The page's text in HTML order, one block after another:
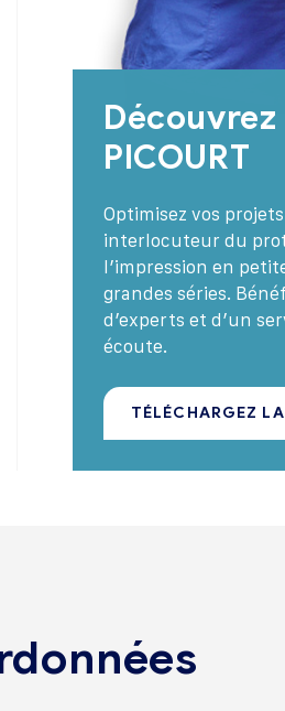
PICOURT
Optimisez vos
interlocuteur du
l’impression en
grandes séries.
d’experts et d’un
écoute.
TÉLÉCHARGEZ